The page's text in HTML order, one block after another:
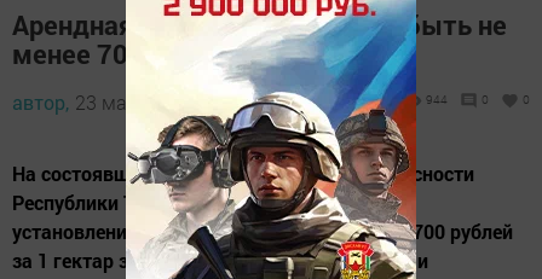
Арендная плата за паи должна быть не
менее 700 рублей за гектар
автор, 23 мая 2016 - 07:35 944 0 0
На состоявшемся заседании Совета Безопасности
Республики Татарстан принято решение об
установлении в 2016 году платы в размере 700 рублей
за 1 гектар за аренду сельхозпредприятиями